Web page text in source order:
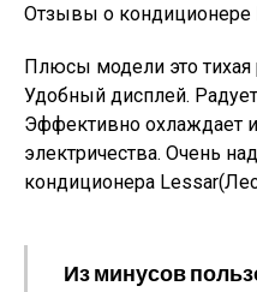
Отзывы о кондиционере
Плюсы модели это тихая
Удобный дисплей.
Эффективно охлаждает
электричества. Очень
кондиционера
Из минусов